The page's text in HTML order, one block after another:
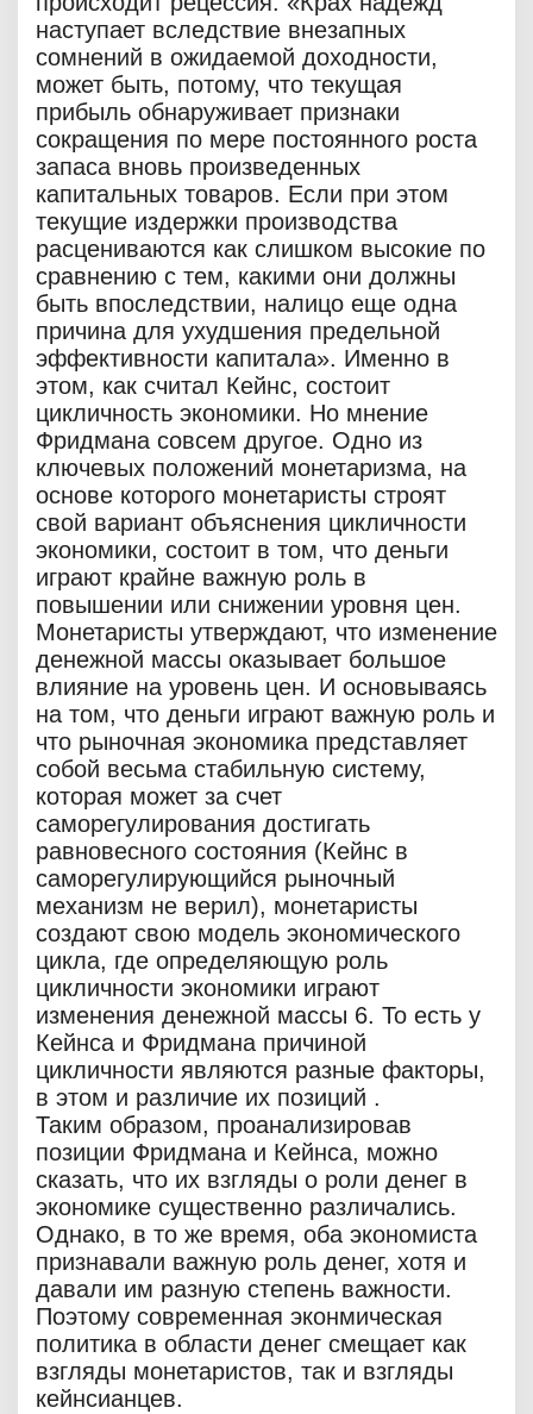
наступает вследствие внезапных
сомнений в ожидаемой доходности,
может быть, потому, что текущая
прибыль обнаруживает признаки
сокращения по мере постоянного роста
запаса вновь произведенных
капитальных товаров. Если при этом
текущие издержки производства
расцениваются как слишком высокие по
сравнению с тем, какими они должны
быть впоследствии, налицо еще одна
причина для ухудшения предельной
эффективности капитала». Именно в
этом, как считал Кейнс, состоит
цикличность экономики. Но мнение
Фридмана совсем другое. Одно из
ключевых положений монетаризма, на
основе которого монетаристы строят
свой вариант объяснения цикличности
экономики, состоит в том, что деньги
играют крайне важную роль в
повышении или снижении уровня цен.
Монетаристы утверждают, что изменение
денежной массы оказывает большое
влияние на уровень цен. И основываясь
на том, что деньги играют важную роль и
что рыночная экономика представляет
собой весьма стабильную систему,
которая может за счет
саморегулирования достигать
равновесного состояния (Кейнс в
саморегулирующийся рыночный
механизм не верил), монетаристы
создают свою модель экономического
цикла, где определяющую роль
цикличности экономики играют
изменения денежной массы 6. То есть у
Кейнса и Фридмана причиной
цикличности являются разные факторы,
в этом и различие их позиций .
Таким образом, проанализировав
позиции Фридмана и Кейнса, можно
сказать, что их взгляды о роли денег в
экономике существенно различались.
Однако, в то же время, оба экономиста
признавали важную роль денег, хотя и
давали им разную степень важности.
Поэтому современная эконмическая
политика в области денег смещает как
взгляды монетаристов, так и взгляды
кейнсианцев.